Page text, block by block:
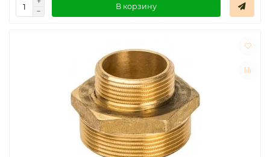
В корзину